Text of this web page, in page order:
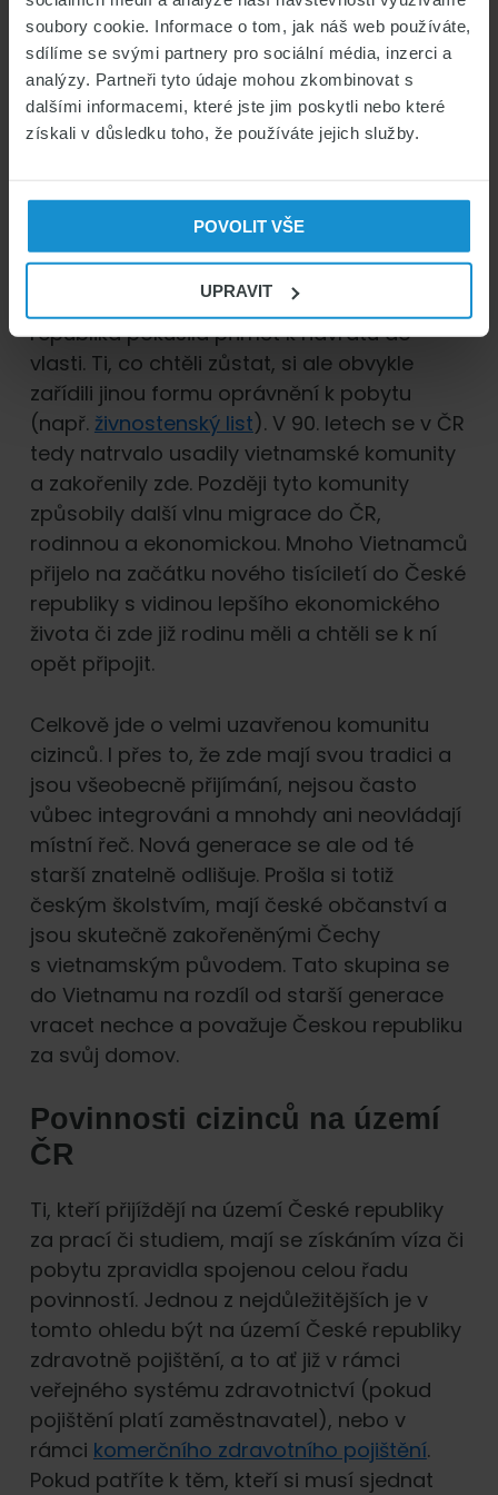
soubory cookie. Informace o tom, jak náš web používáte,
sdílíme se svými partnery pro sociální média, inzerci a
analýzy. Partneři tyto údaje mohou zkombinovat s
dalšími informacemi, které jste jim poskytli nebo které
získali v důsledku toho, že používáte jejich služby.
POVOLIT VŠE
UPRAVIT
Během totalitního režimu spolu
Československo a Vietnam udržovaly jako
dvě komunistické země dobré vztahy a
dlouhodobě spolupracovaly.
minulého režimu za studiem. Po
let zůstali a pracovali jako dělníci pro stát.
Po pádu komunistického režimu se je Česká
republika pokusila přimět k návratu do
vlasti. Ti, co chtěli zůstat, si ale obvykle
zařídili jinou formu oprávnění k pobytu
(např. živnostenský list). V 90. letech se v ČR
tedy natrvalo usadily vietnamské komunity
a zakořenily zde. Později tyto komunity
způsobily další vlnu migrace do ČR,
rodinnou a ekonomickou. Mnoho Vietnamců
přijelo na začátku nového tisíciletí do České
republiky s vidinou lepšího ekonomického
života či zde již rodinu měli a chtěli se k ní
opět připojit.
Celkově jde o velmi uzavřenou komunitu
cizinců. I přes to, že zde mají svou tradici a
jsou všeobecně přijímání, nejsou často
vůbec integrováni a mnohdy ani neovládají
místní řeč. Nová generace se ale od té
starší znatelně odlišuje. Prošla si totiž
českým školstvím, mají české občanství a
jsou skutečně zakořeněnými Čechy
s vietnamským původem. Tato skupina se
do Vietnamu na rozdíl od starší generace
vracet nechce a považuje Českou republiku
za svůj domov.
Povinnosti cizinců na území
ČR
Ti, kteří přijíždějí na území České republiky
za prací či studiem, mají se získáním víza či
pobytu zpravidla spojenou celou řadu
povinností. Jednou z nejdůležitějších je v
tomto ohledu být na území České republiky
zdravotně pojištění, a to ať již v rámci
veřejného systému zdravotnictví (pokud
pojištění platí zaměstnavatel), nebo v
rámci komerčního zdravotního pojištění.
Pokud patříte k těm, kteří si musí sjednat